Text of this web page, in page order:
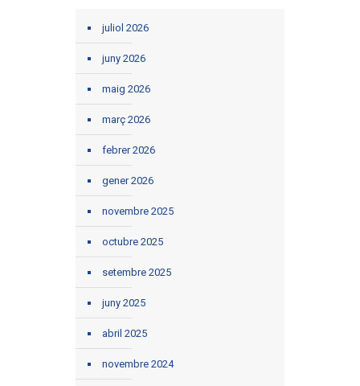
juliol 2026
juny 2026
maig 2026
març 2026
febrer 2026
gener 2026
novembre 2025
octubre 2025
setembre 2025
juny 2025
abril 2025
novembre 2024